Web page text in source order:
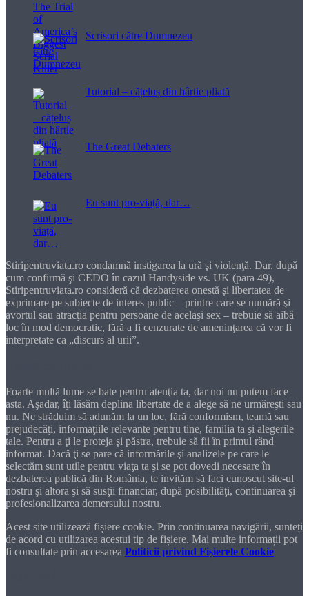
Scrisori către Dumnezeu
Tutorial – cățeluș din hârtie pliată
The Great Debaters
Eu sunt pro-viață, dar…
Stiripentruviata.ro condamnă instigarea la ură şi violenţă. Dar, după
cum confirmă şi CEDO în cazul Handyside vs. UK (para 49),
Stiripentruviata.ro consideră că dezbaterea onestă şi libertatea de
exprimare pe subiecte de interes public – printre care se numără şi
avortul sau atracţia pentru persoane de acelaşi sex – trebuie să aibă
loc în mod democratic, fără a fi cenzurate de ameninţarea că vor fi
interpretate ca „discurs al urii”.
Foarte multă lume se bate pentru atenţia ta, dar noi nu putem face
asta. Aşadar, îţi lăsăm deplina libertate de a alege să ne urmăreşti sau
nu. Ne străduim să adunăm la un loc, fără conformism, teamă sau
prejudecăţi, informaţiile relevante pentru tine, familia ta şi alegerile
tale. Pentru a ţi le proteja şi păstra, trebuie să fii în primul rând
informat. Dacă ţi se pare că informările şi analizele pe care le
selectăm sunt utile pentru viaţa ta şi se pot dovedi necesare în
dezbaterea publică din România, te invităm să faci cunoscut site-ul
nostru şi altora şi să susţii financiar, după posibilităţi, continuarea şi
profesionalizarea demersului nostru.
Acest site utilizează fișiere cookie. Prin continuarea navigării, sunteți
de acord cu utilizarea acestui tip de fișiere. Mai multe informații pot
fi consultate prin accesarea Politicii privind Fișierele Cookie